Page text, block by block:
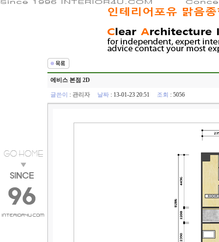
에비스 본점 2D
글쓴이 : 관리자 날짜 : 13-01-23 20:51 조회 : 5056